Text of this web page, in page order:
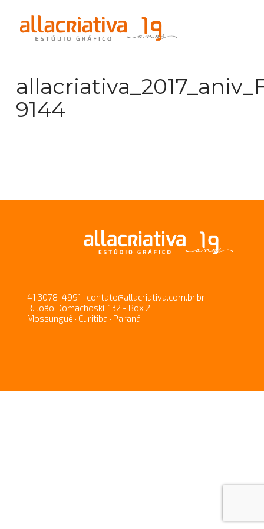
9144
41 3078-4991 · contato@allacriativa.com.br.br
R. João Domachoski, 132 - Box 2
Mossunguê · Curitiba · Paraná